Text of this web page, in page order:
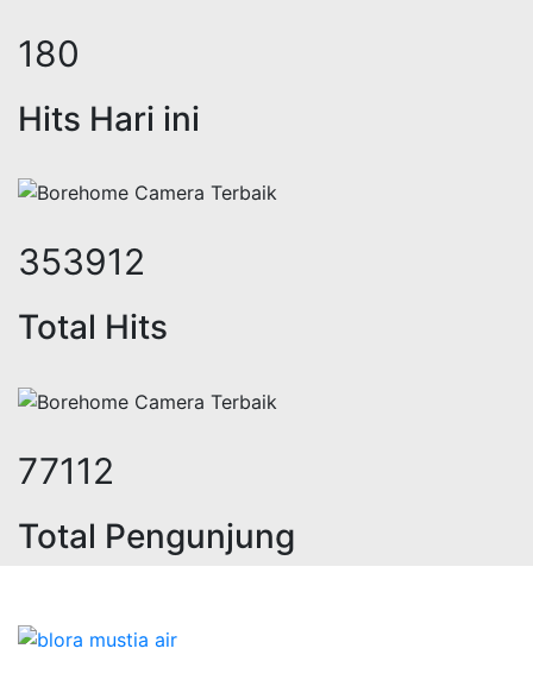
222
Hits Hari ini
437771
Total Hits
95384
Total Pengunjung